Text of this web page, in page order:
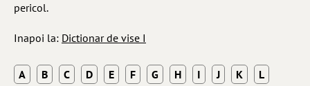
pericol.
Inapoi la: Dictionar de vise I
A B C D E F G H I J K
L